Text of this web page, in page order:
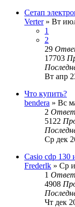
Сетап
Verter» Вт
1
2
29
17703
Вт апр
Что купить?
bendera » Вс
2
5122
Ср дек
Casio cdp 130
Frederlk » Ср
1
4908
Чт дек